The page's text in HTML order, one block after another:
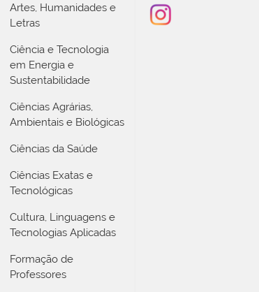
Artes, Humanidades e
Letras
Ciência e Tecnologia
em Energia e
Sustentabilidade
Ciências Agrárias,
Ambientais e Biológicas
Ciências da Saúde
Ciências Exatas e
Tecnológicas
Cultura, Linguagens e
Tecnologias Aplicadas
Formação de
Professores